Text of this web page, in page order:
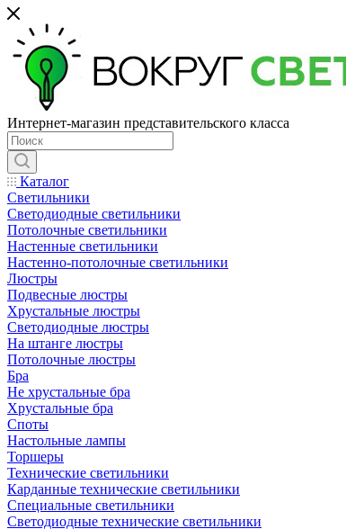
Интернет-магазин представительского класса
Каталог
Светильники
Светодиодные светильники
Потолочные светильники
Настенные светильники
Настенно-потолочные светильники
Люстры
Подвесные люстры
Хрустальные люстры
Светодиодные люстры
На штанге люстры
Потолочные люстры
Бра
Не хрустальные бра
Хрустальные бра
Споты
Настольные лампы
Торшеры
Технические светильники
Карданные технические светильники
Специальные светильники
Светодиодные технические светильники